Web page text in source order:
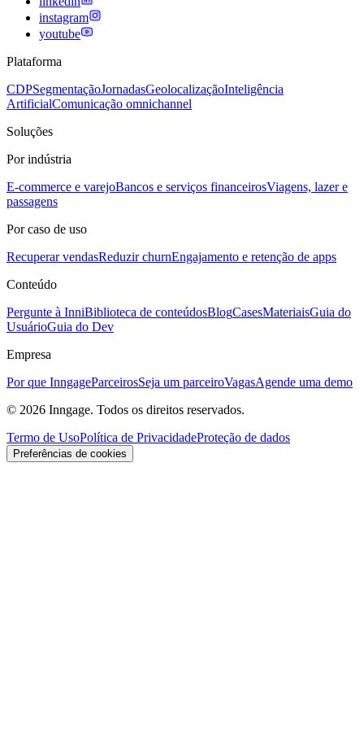
instagram
youtube
Plataforma
CDPSegmentaçãoJornadasGeolocalizaçãoInteligência
ArtificialComunicação omnichannel
Soluções
Por indústria
E-commerce e varejoBancos e serviços financeirosViagens, lazer e
passagens
Por caso de uso
Recuperar vendasReduzir churnEngajamento e retenção de apps
Conteúdo
Pergunte à InniBiblioteca de conteúdosBlogCasesMateriaisGuia do
UsuárioGuia do Dev
Empresa
Por que InngageParceirosSeja um parceiroVagasAgende uma demo
© 2026 Inngage. Todos os direitos reservados.
Termo de UsoPolítica de PrivacidadeProteção de dados
Preferências de cookies